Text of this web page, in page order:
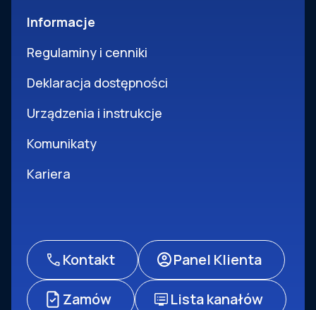
Informacje
Regulaminy i cenniki
Deklaracja dostępności
Urządzenia i instrukcje
Komunikaty
Kariera
Kontakt Panel Klienta
Zamów Lista kanałów